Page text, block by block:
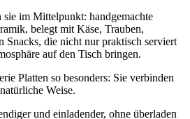
im Mittelpunkt: handgemachte
belegt mit Käse, Trauben,
Snacks, die nicht nur praktisch serviert
auf den Tisch bringen.
Platten so besonders: Sie verbinden
Weise.
und einladender, ohne überladen